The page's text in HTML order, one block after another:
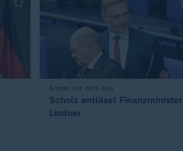
Ampel vor dem Aus
:
Scholz entlässt Finanzminister
Lindner